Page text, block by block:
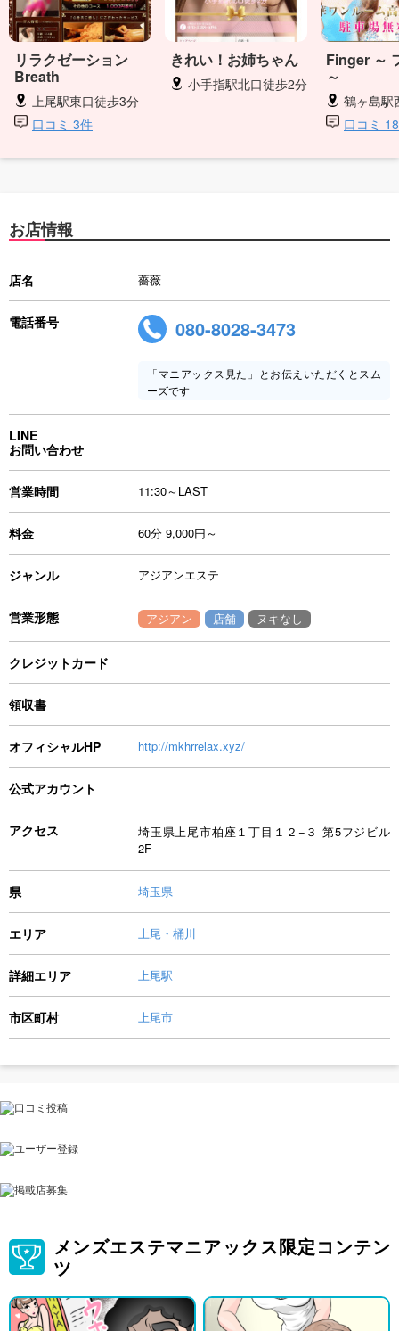
リラクゼーション
Breath
上尾駅東口徒歩3分
口コミ 3件
きれい！お姉ちゃん
小手指駅北口徒歩2分
Finger ～
～
鶴ヶ島駅
口コミ
お店情報
店名 薔薇
電話番号 080-8028-3473
「マニアックス見た」とお伝えいただくとスム
ーズです
LINE
お問い合わせ
営業時間 11:30～LAST
料金 60分 9,000円～
ジャンル アジアンエステ
営業形態 アジアン 店舗 ヌキなし
クレジットカード
領収書
オフィシャルHP http://mkhrrelax.xyz/
公式アカウント
アクセス
埼玉県上尾市柏座１丁目１２−３ 第5フジビル
2F
県 埼玉県
エリア 上尾・桶川
詳細エリア 上尾駅
市区町村 上尾市
メンズエステマニアックス限定コンテン
ツ